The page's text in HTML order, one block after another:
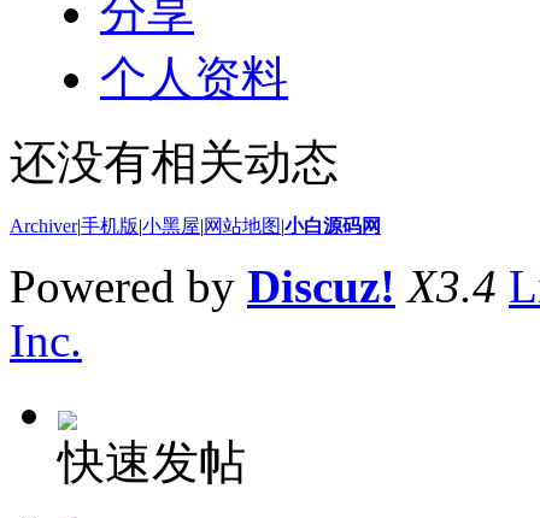
分享
个人资料
还没有相关动态
Archiver|手机版|小黑屋|网站地图|小白源码网
Powered by Discuz! X3.4
Inc.
快速发帖